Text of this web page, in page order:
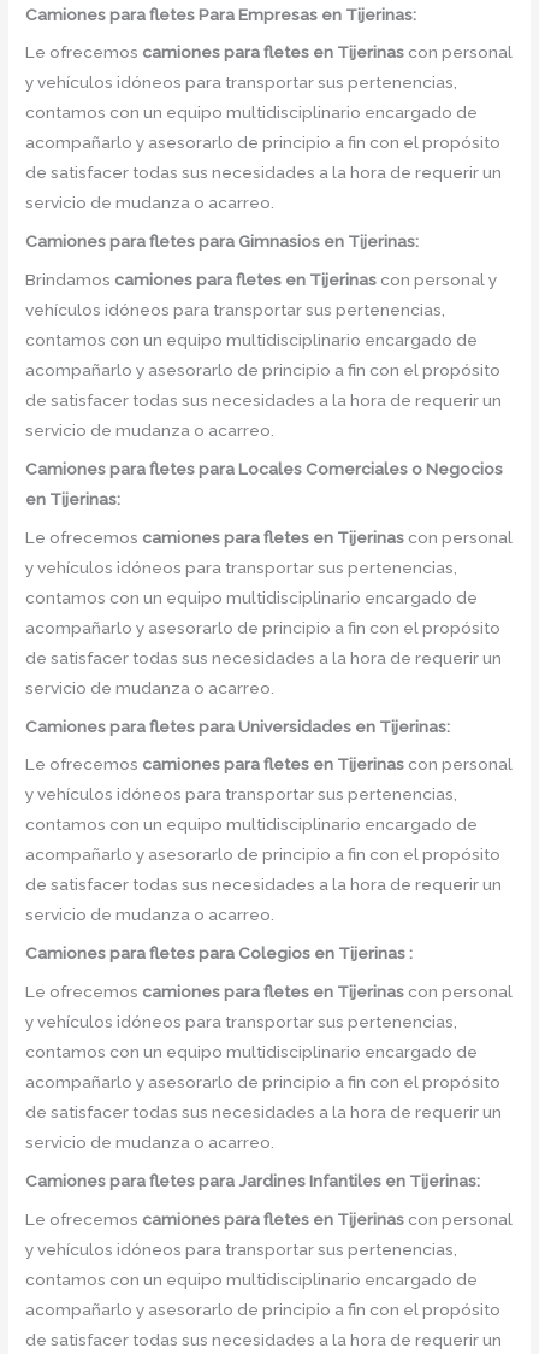
Camiones para fletesPara Empresas en Tijerinas:
Le ofrecemos camiones para fletes en Tijerinas con personal
y vehículos idóneos para transportar sus pertenencias,
contamos con un equipo multidisciplinario encargado de
acompañarlo y asesorarlo de principio a fin con el propósito
de satisfacer todas sus necesidades a la hora de requerir un
servicio de mudanza o acarreo.
Camiones para fletespara Gimnasios en Tijerinas:
Brindamos camiones para fletes en Tijerinas con personal y
vehículos idóneos para transportar sus pertenencias,
contamos con un equipo multidisciplinario encargado de
acompañarlo y asesorarlo de principio a fin con el propósito
de satisfacer todas sus necesidades a la hora de requerir un
servicio de mudanza o acarreo.
Camiones para fletespara Locales Comerciales o Negocios
en Tijerinas:
Le ofrecemos camiones para fletes en Tijerinas con personal
y vehículos idóneos para transportar sus pertenencias,
contamos con un equipo multidisciplinario encargado de
acompañarlo y asesorarlo de principio a fin con el propósito
de satisfacer todas sus necesidades a la hora de requerir un
servicio de mudanza o acarreo.
Camiones para fletespara Universidades en Tijerinas:
Le ofrecemos camiones para fletes en Tijerinas con personal
y vehículos idóneos para transportar sus pertenencias,
contamos con un equipo multidisciplinario encargado de
acompañarlo y asesorarlo de principio a fin con el propósito
de satisfacer todas sus necesidades a la hora de requerir un
servicio de mudanza o acarreo.
Camiones para fletespara Colegios en Tijerinas :
Le ofrecemos camiones para fletes en Tijerinas con personal
y vehículos idóneos para transportar sus pertenencias,
contamos con un equipo multidisciplinario encargado de
acompañarlo y asesorarlo de principio a fin con el propósito
de satisfacer todas sus necesidades a la hora de requerir un
servicio de mudanza o acarreo.
Camiones para fletespara Jardines Infantiles en Tijerinas:
Le ofrecemos camiones para fletes en Tijerinas con personal
y vehículos idóneos para transportar sus pertenencias,
contamos con un equipo multidisciplinario encargado de
acompañarlo y asesorarlo de principio a fin con el propósito
de satisfacer todas sus necesidades a la hora de requerir un